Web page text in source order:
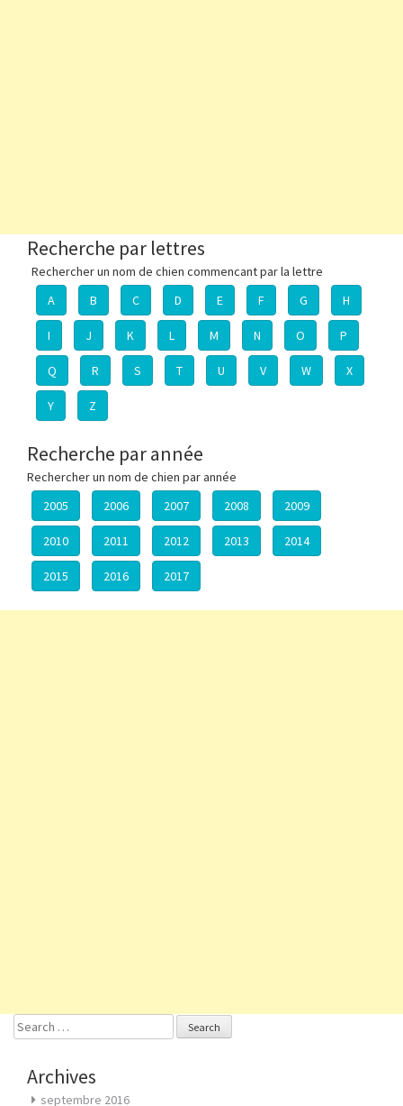
Recherche par lettres
Rechercher un nom de chien commencant par la lettre
A
B C D E F G H
I J K L M N O P
Q R S T U V W X
Y Z
Recherche par année
Rechercher un nom de chien par année
2005
2006 2007 2008 2009
2010 2011 2012 2013 2014
2015 2016 2017
Search
Archives
septembre 2016